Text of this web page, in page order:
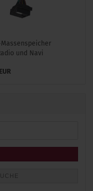
und Navi